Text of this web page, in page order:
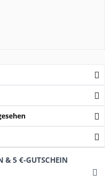
& 5 €-GUTSCHEIN